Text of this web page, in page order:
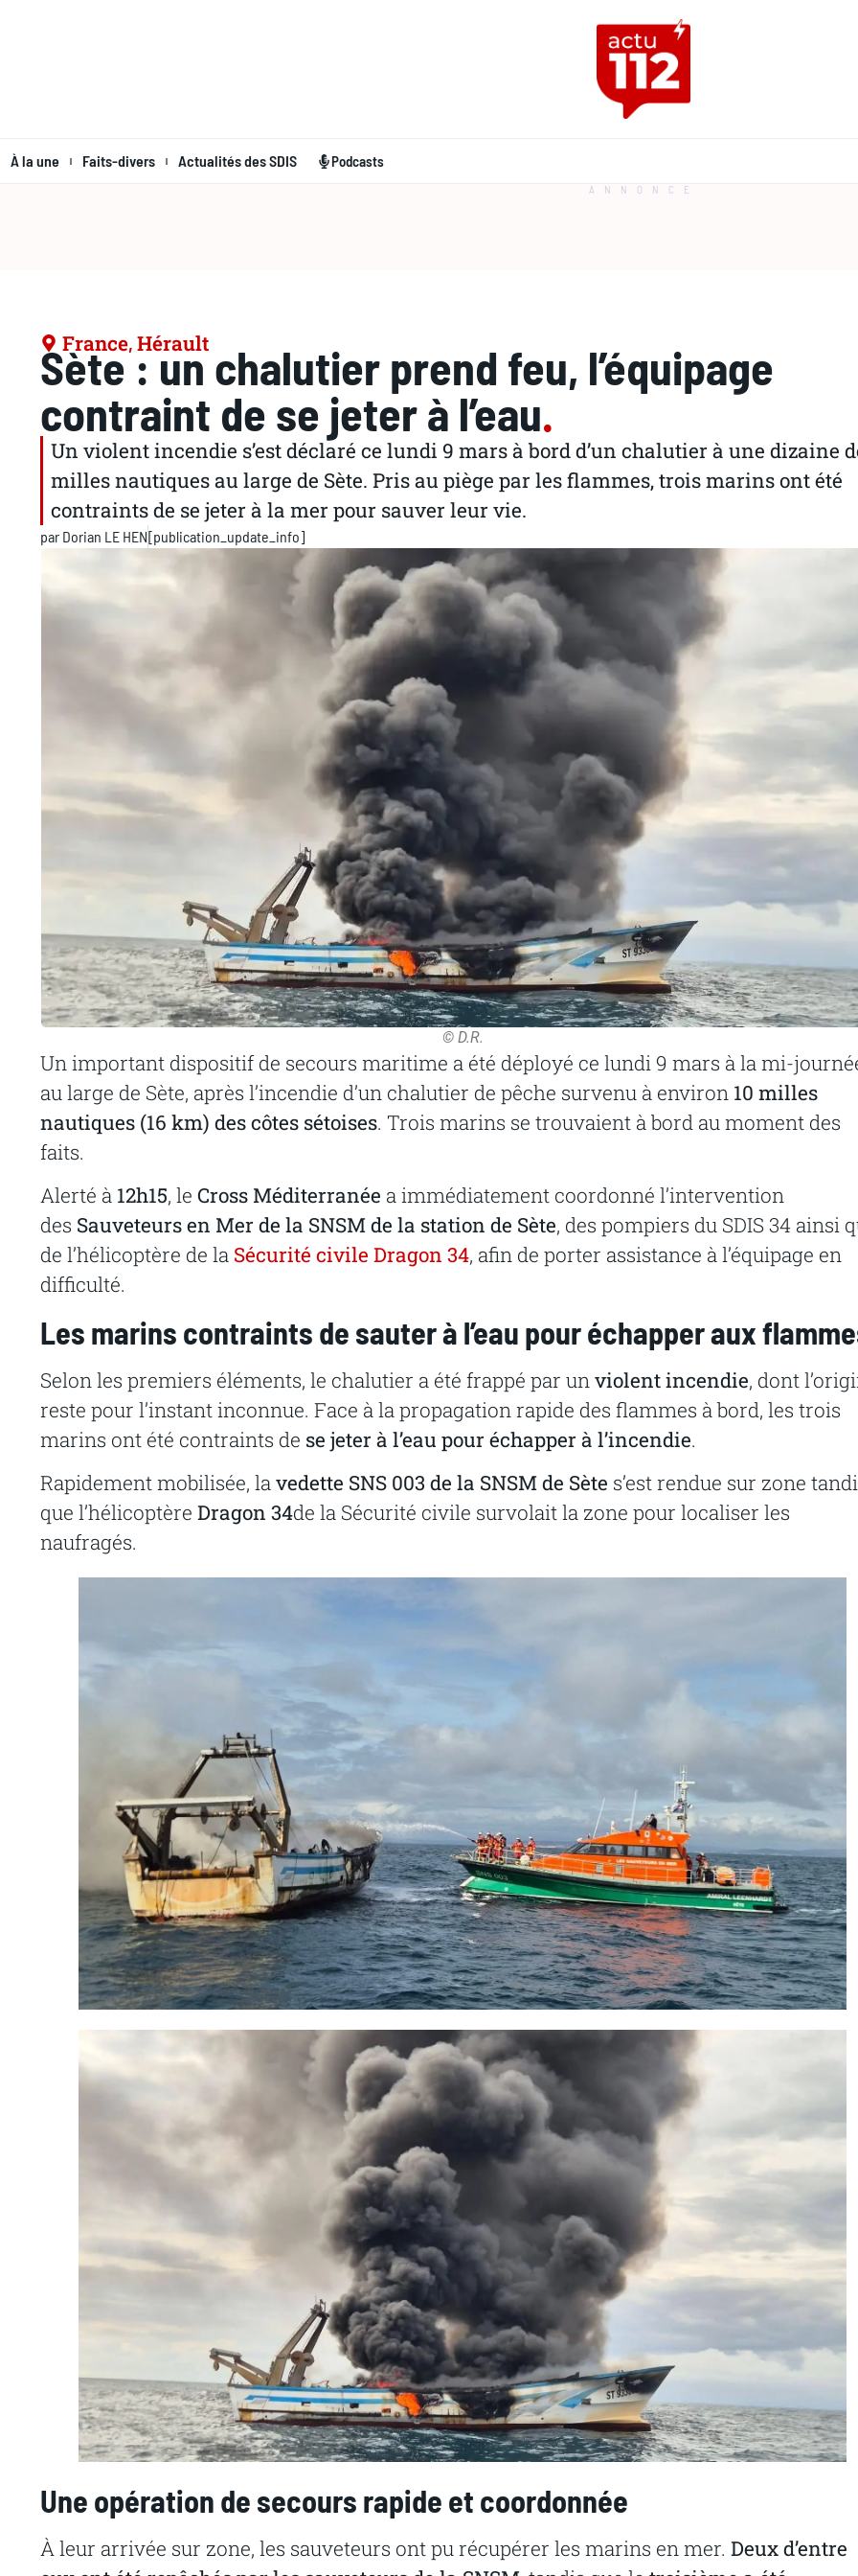
À la une Faits-divers Actualités des SDIS Podcasts
ANNONCE
France, Hérault
Sète : un chalutier prend feu, l’équipage
contraint de se jeter à l’eau.
Un violent incendie s’est déclaré ce lundi 9 mars à bord d’un chalutier à une dizaine
milles nautiques au large de Sète. Pris au piège par les flammes, trois marins ont été
contraints de se jeter à la mer pour sauver leur vie.
par Dorian LE HEN[publication_update_info]
© D.R.
Un important dispositif de secours maritime a été déployé ce lundi 9 mars à la mi-
au large de Sète, après l’incendie d’un chalutier de pêche survenu à environ 10 milles
nautiques (16 km) des côtes sétoises. Trois marins se trouvaient à bord au moment des
faits.
Alerté à 12h15, le Cross Méditerranée a immédiatement coordonné l’intervention
des Sauveteurs en Mer de la SNSM de la station de Sète, des pompiers du SDIS 34 ainsi
de l’hélicoptère de la Sécurité civile Dragon 34, afin de porter assistance à l’équipage en
difficulté.
Les marins contraints de sauter à l’eau pour échapper aux
Selon les premiers éléments, le chalutier a été frappé par unviolent incendie, dont
reste pour l’instant inconnue. Face à la propagation rapide des flammes à bord, les trois
marins ont été contraints de se jeter à l’eau pour échapper à l’incendie.
Rapidement mobilisée, lavedette SNS 003 de la SNSM de Sète s’est rendue sur zone
que l’hélicoptère Dragon 34de la Sécurité civile survolait la zone pour localiser les
naufragés.
Une opération de secours rapide et coordonnée
À leur arrivée sur zone, les sauveteurs ont pu récupérer les marins en mer. Deux d’entre